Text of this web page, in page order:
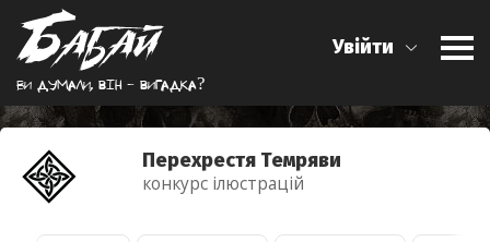
Ви думали, вiн - вигадка?
Увійти
Перехрестя Темряви
конкурс ілюстрацій